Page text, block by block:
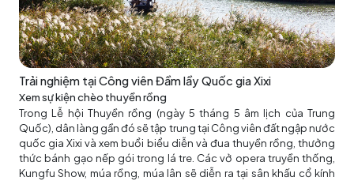
Trải nghiệm tại Công viên Đầm lầy Quốc gia Xixi
Xem sự kiện chèo thuyền rồng
Trong Lễ hội Thuyền rồng (ngày 5 tháng 5 âm lịch của Trung
Quốc), dân làng gần đó sẽ tập trung tại Công viên đất ngập nước
quốc gia Xixi và xem buổi biểu diễn và đua thuyền rồng, thưởng
thức bánh gạo nếp gói trong lá tre. Các vở opera truyền thống,
Kungfu Show, múa rồng, múa lân sẽ diễn ra tại sân khấu cổ kính